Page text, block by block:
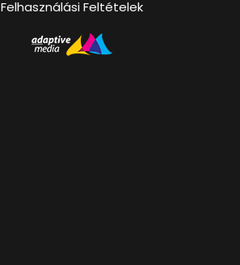
Felhasználási Feltételek